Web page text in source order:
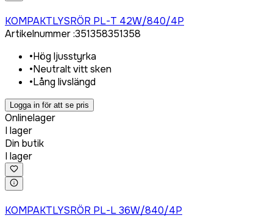
KOMPAKTLYSRÖR PL-T 42W/840/4P
Artikelnummer:351358351358
•Hög ljusstyrka
•Neutralt vitt sken
•Lång livslängd
Logga in för att se pris
Onlinelager
I lager
Din butik
I lager
KOMPAKTLYSRÖR PL-L 36W/840/4P